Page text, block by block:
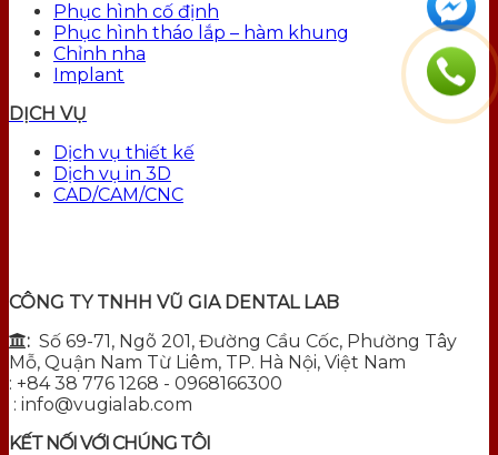
Phục hình cố định
Phục hình tháo lắp – hàm khung
Chỉnh nha
Implant
DỊCH VỤ
Dịch vụ thiết kế
Dịch vụ in 3D
CAD/CAM/CNC
CÔNG TY TNHH VŨ GIA DENTAL LAB
: Số 69-71, Ngõ 201, Đường Cầu Cốc, Phường Tây
Mỗ, Quận Nam Từ Liêm, TP. Hà Nội, Việt Nam
: +84 38 776 1268 - 0968166300
: info@vugialab.com
KẾT NỐI VỚI CHÚNG TÔI